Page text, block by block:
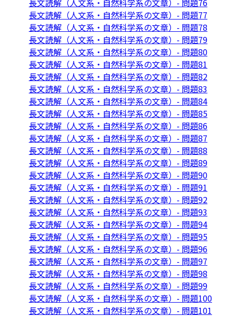
長文読解（人文系・自然科学系の文章）- 問題76
長文読解（人文系・自然科学系の文章）- 問題77
長文読解（人文系・自然科学系の文章）- 問題78
長文読解（人文系・自然科学系の文章）- 問題79
長文読解（人文系・自然科学系の文章）- 問題80
長文読解（人文系・自然科学系の文章）- 問題81
長文読解（人文系・自然科学系の文章）- 問題82
長文読解（人文系・自然科学系の文章）- 問題83
長文読解（人文系・自然科学系の文章）- 問題84
長文読解（人文系・自然科学系の文章）- 問題85
長文読解（人文系・自然科学系の文章）- 問題86
長文読解（人文系・自然科学系の文章）- 問題87
長文読解（人文系・自然科学系の文章）- 問題88
長文読解（人文系・自然科学系の文章）- 問題89
長文読解（人文系・自然科学系の文章）- 問題90
長文読解（人文系・自然科学系の文章）- 問題91
長文読解（人文系・自然科学系の文章）- 問題92
長文読解（人文系・自然科学系の文章）- 問題93
長文読解（人文系・自然科学系の文章）- 問題94
長文読解（人文系・自然科学系の文章）- 問題95
長文読解（人文系・自然科学系の文章）- 問題96
長文読解（人文系・自然科学系の文章）- 問題97
長文読解（人文系・自然科学系の文章）- 問題98
長文読解（人文系・自然科学系の文章）- 問題99
長文読解（人文系・自然科学系の文章）- 問題100
長文読解（人文系・自然科学系の文章）- 問題101